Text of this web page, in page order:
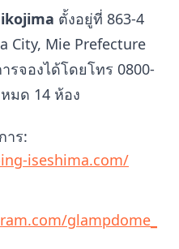
ตั้งอยู่ที่ 863-4
City, Mie Prefecture
รจองได้โดยโทร 0800-
มด 14 ห้อง
าร:
iseshima.com/
glampdome_